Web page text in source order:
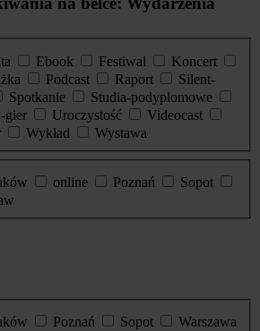
Ebook Festiwal
Koncert
Podcast Raport
Silent-
Spotkanie
Studia-podyplomowe
gier Uroczystość
Videocast
Wykład
Wystawa
online Poznań
Sopot
Poznań Sopot
Warszawa